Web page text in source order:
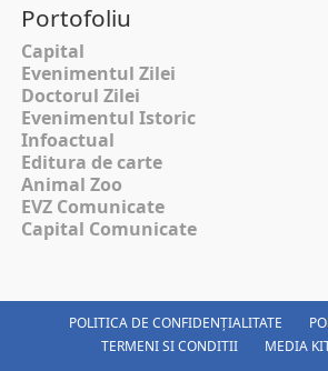
Portofoliu
Capital
Evenimentul Zilei
Doctorul Zilei
Evenimentul Istoric
Infoactual
Editura de carte
Animal Zoo
EVZ Comunicate
Capital Comunicate
POLITICA DE CONFIDENȚIALITATE
TERMENI SI CONDITII
MEDIA